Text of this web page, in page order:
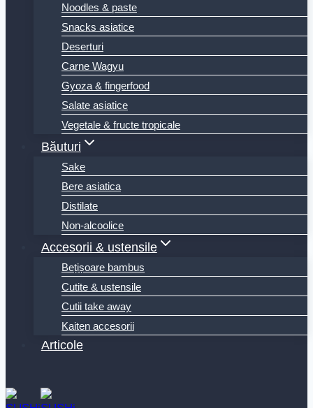
Noodles & paste
Snacks asiatice
Deserturi
Carne Wagyu
Gyoza & fingerfood
Salate asiatice
Vegetale & fructe tropicale
Băuturi
Sake
Bere asiatica
Distilate
Non-alcoolice
Accesorii & ustensile
Bețișoare bambus
Cutite & ustensile
Cutii take away
Kaiten accesorii
Articole